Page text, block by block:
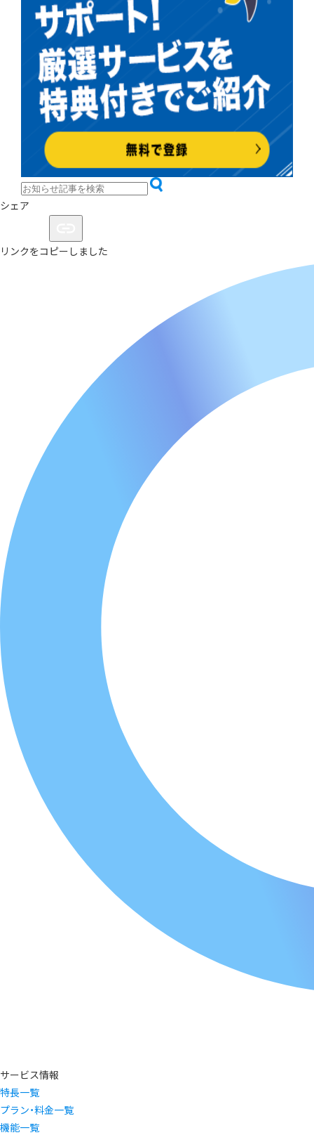
シェア
リンクをコピーしました
サービス情報
特長一覧
プラン・料金一覧
機能一覧